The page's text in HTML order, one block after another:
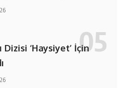
Dizisi ‘Haysiyet’ İçin